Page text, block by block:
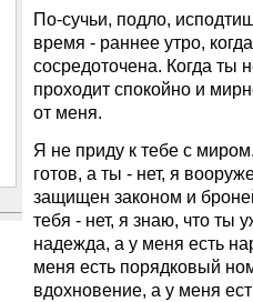
По-сучьи, подло,
время - раннее утро,
сосредоточена. Когда ты
проходит спокойно и
от меня.
Я не приду к тебе с
готов, а ты - нет, я
защищен законом и
тебя - нет, я знаю, что ты
надежда, а у меня есть
меня есть порядковый
вдохновение, а у меня